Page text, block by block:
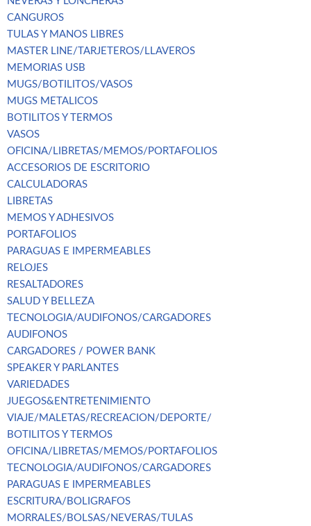
CANGUROS
TULAS Y MANOS LIBRES
MASTER LINE/TARJETEROS/LLAVEROS
MEMORIAS USB
MUGS/BOTILITOS/VASOS
MUGS METALICOS
BOTILITOS Y TERMOS
VASOS
OFICINA/LIBRETAS/MEMOS/PORTAFOLIOS
ACCESORIOS DE ESCRITORIO
CALCULADORAS
LIBRETAS
MEMOS Y ADHESIVOS
PORTAFOLIOS
PARAGUAS E IMPERMEABLES
RELOJES
RESALTADORES
SALUD Y BELLEZA
TECNOLOGIA/AUDIFONOS/CARGADORES
AUDIFONOS
CARGADORES / POWER BANK
SPEAKER Y PARLANTES
VARIEDADES
JUEGOS&ENTRETENIMIENTO
VIAJE/MALETAS/RECREACION/DEPORTE/
BOTILITOS Y TERMOS
OFICINA/LIBRETAS/MEMOS/PORTAFOLIOS
TECNOLOGIA/AUDIFONOS/CARGADORES
PARAGUAS E IMPERMEABLES
ESCRITURA/BOLIGRAFOS
MORRALES/BOLSAS/NEVERAS/TULAS